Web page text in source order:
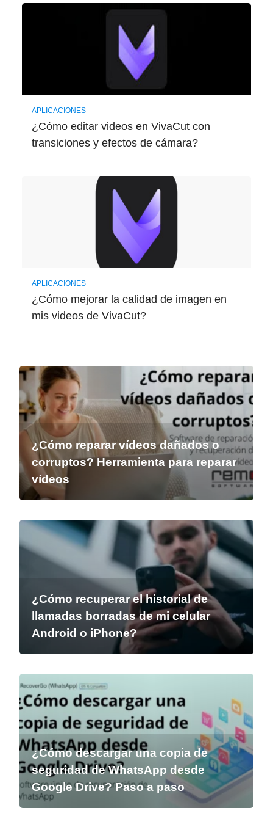
APLICACIONES
¿Cómo editar videos en VivaCut con
transiciones y efectos de cámara?
APLICACIONES
¿Cómo mejorar la calidad de imagen en
mis videos de VivaCut?
¿Cómo reparar vídeos dañados o
corruptos? Herramienta para reparar
vídeos
¿Cómo recuperar el historial de
llamadas borradas de mi celular
Android o iPhone?
¿Cómo descargar una copia de
seguridad de WhatsApp desde
Google Drive? Paso a paso